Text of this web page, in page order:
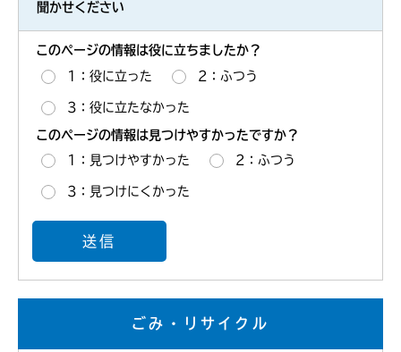
ごみ・リサイクル
聞かせください
このページの情報は役に立ちましたか？
1：役に立った 2：ふつう
3：役に立たなかった
このページの情報は見つけやすかったですか？
1：見つけやすかった 2：ふつう
3：見つけにくかった